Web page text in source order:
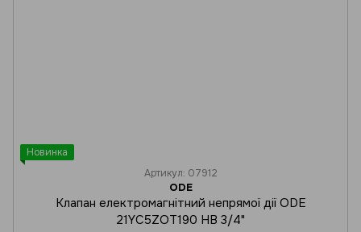
Новинка
Артикул: 07912
ODE
Клапан електромагнітний непрямої дії ODE
21YC5ZOT190 НВ 3/4"